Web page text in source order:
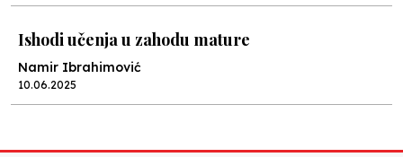
Ishodi učenja u zahodu mature
Namir Ibrahimović
10.06.2025